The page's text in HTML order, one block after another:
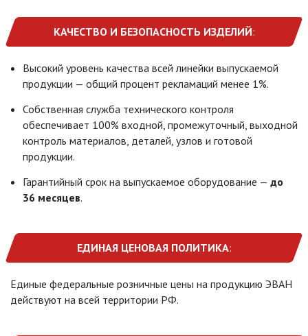
КАЧЕСТВО И БЕЗОПАСНОСТЬ ИЗДЕЛИЙ:
Высокий уровень качества всей линейки выпускаемой
продукции — общий процент рекламаций менее 1%.
Собственная служба технического контроля
обеспечивает 100% входной, промежуточный, выходной
контроль материалов, деталей, узлов и готовой
продукции.
Гарантийный срок на выпускаемое оборудование — до
36 месяцев.
ЕДИНАЯ ЦЕНОВАЯ ПОЛИТИКА:
Единые федеральные розничные цены на продукцию ЭВАН
действуют на всей территории РФ.